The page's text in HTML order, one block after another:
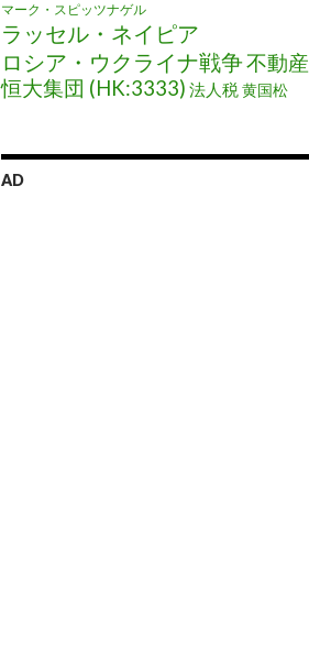
マーク・スピッツナゲル
ラッセル・ネイピア
ロシア・ウクライナ戦争不動産
恒大集団 (HK:3333) 法人税黄国松
AD